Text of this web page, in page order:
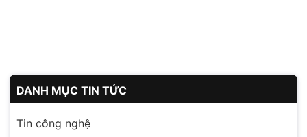
DANH MỤC TIN TỨC
Tin công nghệ